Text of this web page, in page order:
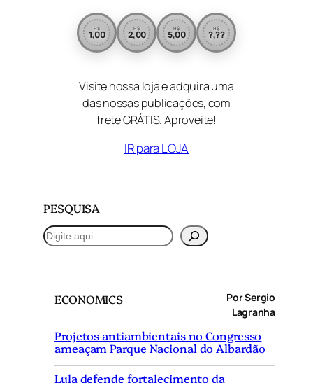
R$
1,00
R$
2,00
R$
5,00
R$
?,??
Visite nossa loja e adquira uma
das nossas publicações, com
frete GRÁTIS. Aproveite!
IR para LOJA
PESQUISA
P
e
ECONOMICS
Por Sergio
Lagranha
Projetos antiambientais no Congresso
ameaçam Parque Nacional do Albardão
Lula defende fortalecimento da